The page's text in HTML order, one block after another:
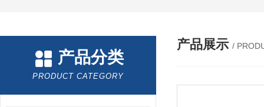
产品分类
PRODUCT CATEGORY
产品展示 /